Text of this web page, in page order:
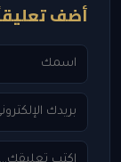
أضف